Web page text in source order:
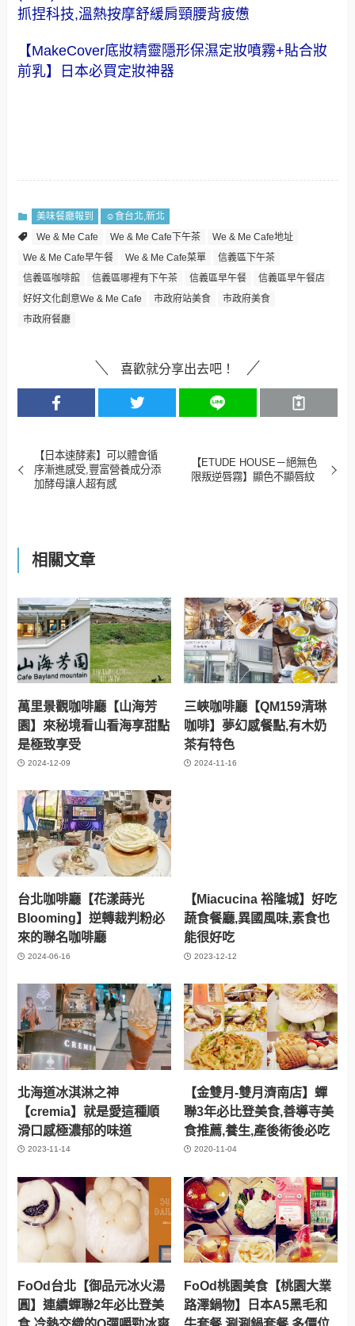
抓捏科技,溫熱按摩舒緩肩頸腰背疲憊
【MakeCover底妝精靈隱形保濕定妝噴霧+貼合妝
前乳】日本必買定妝神器
美味餐廳報到
☺食台北,新北
We & Me Cafe
We & Me Cafe下午茶
We & Me Cafe地址
We & Me Cafe早午餐
We & Me Cafe菜單
信義區下午茶
信義區咖啡館
信義區哪裡有下午茶 信義區早午餐
信義區早午餐店
好好文化創意We & Me Cafe
市政府站美食
市政府美食
市政府餐廳
喜歡就分享出去吧！
【日本速酵素】可以體會循
序漸進感受,豐富營養成分添
加酵母讓人超有感
【ETUDE HOUSE－絕無色
限叛逆唇霧】顯色不顯唇紋
相關文章
萬里景觀咖啡廳【山海芳
園】來秘境看山看海享甜點
是極致享受
2024-12-09
三峽咖啡廳【QM159清琳
咖啡】夢幻感餐點,有木奶
茶有特色
2024-11-16
台北咖啡廳【花漾蒔光
Blooming】逆轉裁判粉必
來的聯名咖啡廳
2024-06-16
【Miacucina 裕隆城】好吃
蔬食餐廳,異國風味,素食也
能很好吃
2023-12-12
北海道冰淇淋之神
【cremia】就是愛這種順
滑口感極濃郁的味道
2023-11-14
【金雙月-雙月濟南店】蟬
聯3年必比登美食,善導寺美
食推薦,養生,產後術後必吃
2020-11-04
FoOd台北【御品元冰火湯
圓】連續蟬聯2年必比登美
FoOd桃園美食【桃園大業
路澤鍋物】日本A5黑毛和